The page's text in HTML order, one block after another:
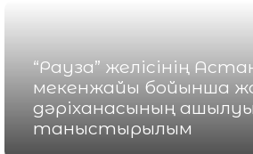
“Рауза” желісінің
мекенжайы бойынша
дәріханасының
таныстырылым